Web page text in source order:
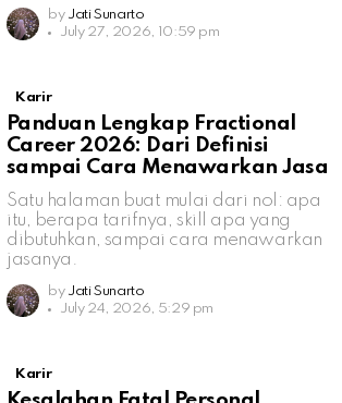
by Jati Sunarto
July 27, 2026, 10:59 pm
Karir
Panduan Lengkap Fractional
Career 2026: Dari Definisi
sampai Cara Menawarkan Jasa
Satu halaman buat mulai dari nol: apa
itu, berapa tarifnya, skill apa yang
dibutuhkan, sampai cara menawarkan
jasanya.
by Jati Sunarto
July 24, 2026, 5:29 pm
Karir